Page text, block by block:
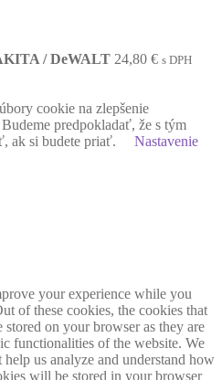
/ DeWALT 24,80 € s DPH
cookie na zlepšenie
predpokladať, že s tým
ak si budete priať.
Nastavenie
your experience while you
of these cookies, the cookies that
stored on your browser as they are
functionalities of the website. We
us analyze and understand how
will be stored in your browser